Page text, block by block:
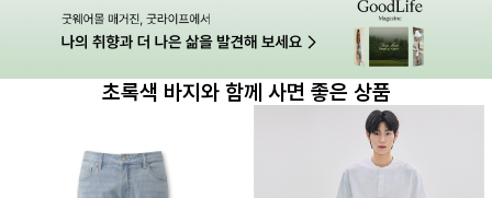
초록색 바지와 함께 사면 좋은 상품